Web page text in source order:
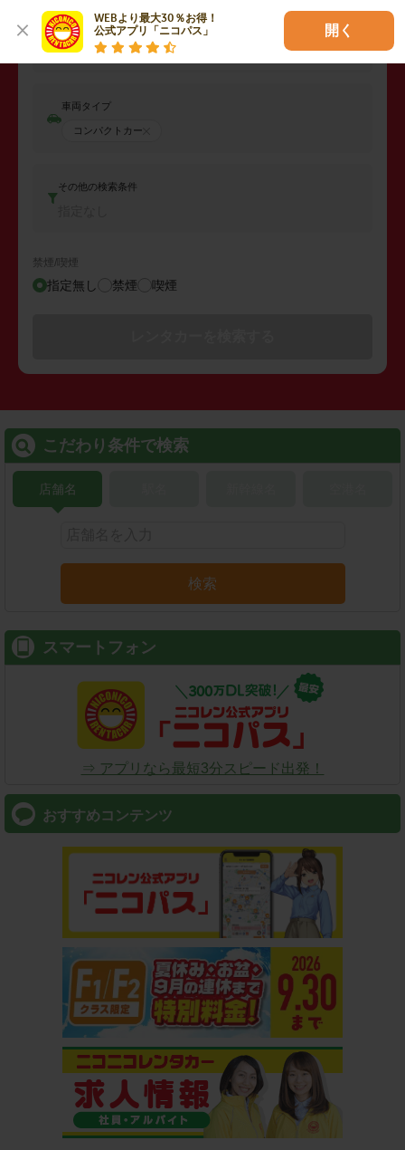
WEBより最大30％お得！
公式アプリ「ニコパス」
開く
返却日時
2026年08月10日 (月)
車両タイプ
コンパクトカー
その他の検索条件
禁煙/喫煙
指定無し 禁煙 喫煙
こだわり条件で検索
店舗名
検索
スマートフォン
⇒ アプリなら最短3分スピード出発！
おすすめコンテンツ